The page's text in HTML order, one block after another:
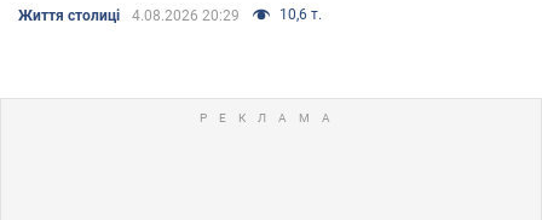
Життя столиці 4.08.2026 20:29 10,6 т.